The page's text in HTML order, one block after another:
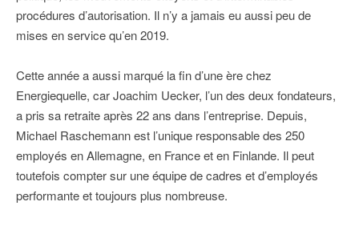
procédures d’autorisation. Il n’y a jamais eu aussi peu de
mises en service qu’en 2019.
Cette année a aussi marqué la fin d’une ère chez
Energiequelle, car Joachim Uecker, l’un des deux fondateurs,
a pris sa retraite après 22 ans dans l’entreprise. Depuis,
Michael Raschemann est l’unique responsable des 250
employés en Allemagne, en France et en Finlande. Il peut
toutefois compter sur une équipe de cadres et d’employés
performante et toujours plus nombreuse.